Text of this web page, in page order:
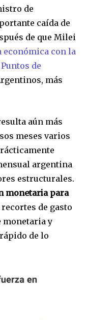
de
caída de
de que Milei
con la
de
más
aún más
meses varios
argentina
estructurales.
monetaria para
de gasto
monetaria y
de lo